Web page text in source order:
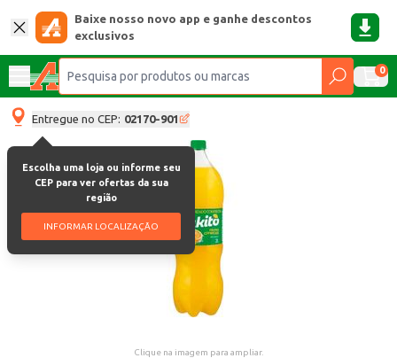
Baixe nosso novo app e ganhe descontos
exclusivos
0
Entregue no CEP: 02170-901
Escolha uma loja ou informe seu
CEP para ver ofertas da sua
região
INFORMAR LOCALIZAÇÃO
Clique na imagem para ampliar.